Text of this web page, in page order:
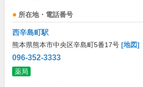
所在地・電話番号
西辛島町駅
熊本県熊本市中央区辛島町5番17号 [地図]
096-352-3333
薬局